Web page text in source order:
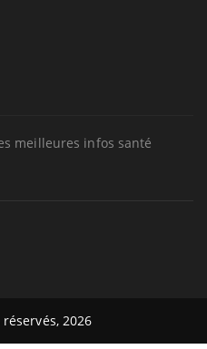
meilleures infos santé
2026